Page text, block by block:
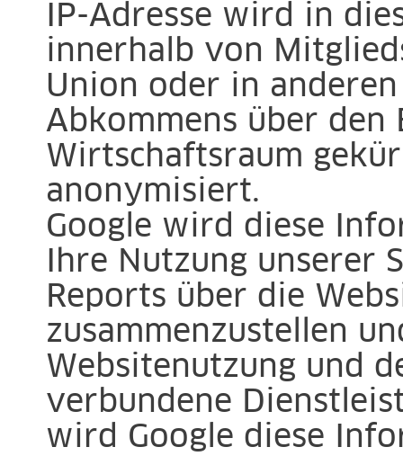
IP-Adresse wird in
innerhalb von
Union oder in
Abkommens über den
Wirtschaftsraum
anonymisiert.
Google wird diese
Ihre Nutzung unserer
Reports über die
zusammenzustellen
Websitenutzung und
verbundene
wird Google diese